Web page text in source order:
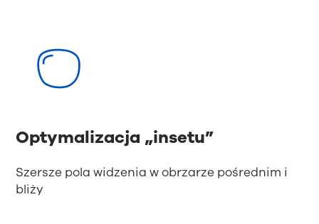
Optymalizacja „insetu”
Szersze pola widzenia w obrzarze pośrednim i
bliży